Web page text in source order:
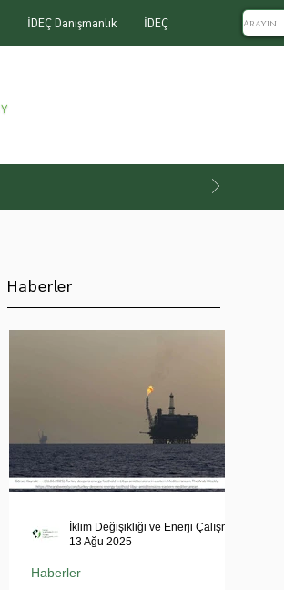
İDEÇ Danışmanlık İDEÇ
Haberler
Haberler
13 Ağu 2025